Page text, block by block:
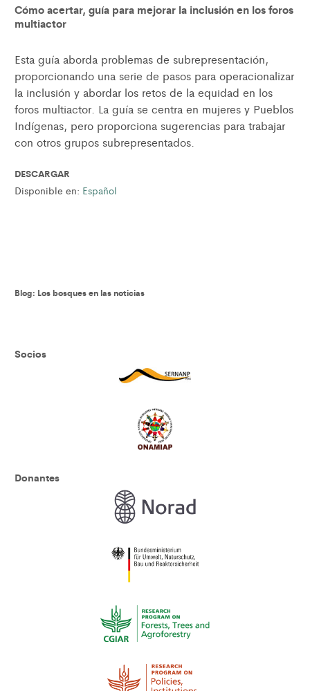
Cómo acertar, guía para mejorar la inclusión en los foros
multiactor
Esta guía aborda problemas de subrepresentación,
proporcionando una serie de pasos para operacionalizar
la inclusión y abordar los retos de la equidad en los
foros multiactor. La guía se centra en mujeres y Pueblos
Indígenas, pero proporciona sugerencias para trabajar
con otros grupos subrepresentados.
DESCARGAR
Disponible en: Español
Blog: Los bosques en las noticias
Socios
Donantes